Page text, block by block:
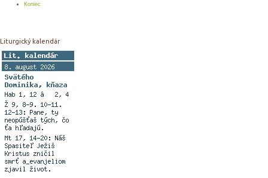
Koniec
Liturgický kalendár